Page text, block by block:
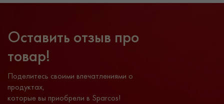
Оставить отзыв про
товар!
Поделитесь своими впечатлениями о
продуктах,
которые вы приобрели в Sparcos!